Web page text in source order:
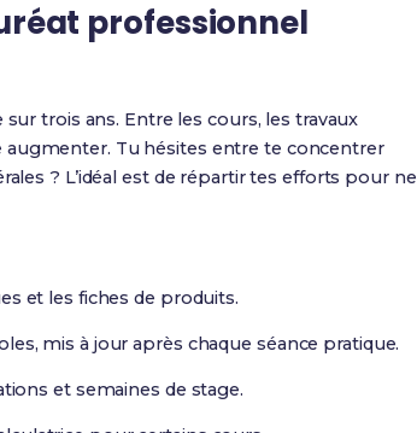
professionnel
trois ans. Entre les cours, les travaux
augmenter. Tu hésites entre te concentrer
? L’idéal est de répartir tes efforts pour ne
et les fiches de produits.
mis à jour après chaque séance pratique.
et semaines de stage.